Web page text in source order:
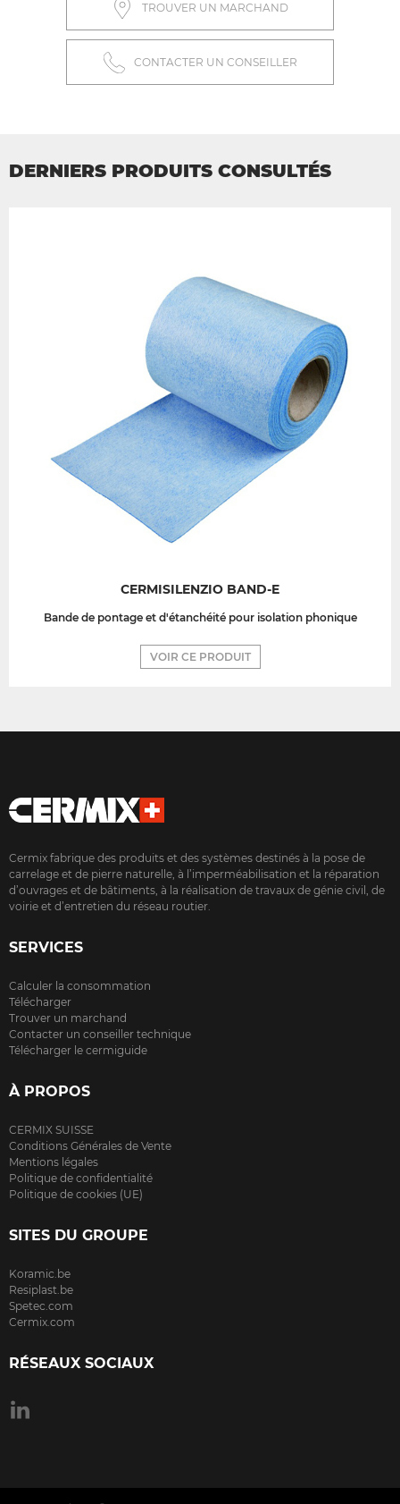
TROUVER UN MARCHAND
CONTACTER UN CONSEILLER
DERNIERS PRODUITS CONSULTÉS
CERMISILENZIO BAND-E
Bande de pontage et d'étanchéité pour isolation phonique
VOIR CE PRODUIT
Cermix fabrique des produits et des systèmes destinés à la pose de
carrelage et de pierre naturelle, à l’imperméabilisation et la réparation
d’ouvrages et de bâtiments, à la réalisation de travaux de génie civil, de
voirie et d’entretien du réseau routier.
SERVICES
Calculer la consommation
Télécharger
Trouver un marchand
Contacter un conseiller technique
Télécharger le cermiguide
À PROPOS
CERMIX SUISSE
Conditions Générales de Vente
Mentions légales
Politique de confidentialité
Politique de cookies (UE)
SITES DU GROUPE
Koramic.be
Resiplast.be
Spetec.com
Cermix.com
RÉSEAUX SOCIAUX